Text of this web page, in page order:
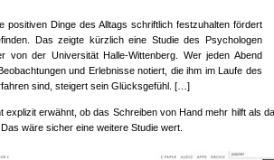
positiven Dinge des Alltags schriftlich festzuhalten fördert
Das zeigte kürzlich eine Studie des Psychologen
von der Universität Halle-Wittenberg. Wer jeden Abend
und Erlebnisse notiert, die ihm im Laufe des
sind, steigert sein Glücksgefühl. […]
explizit erwähnt, ob das Schreiben von Hand mehr hilft als
wäre sicher eine weitere Studie wert.